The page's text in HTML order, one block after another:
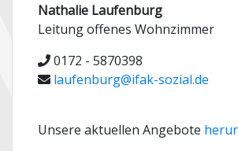
Nathalie Laufenburg
Leitung offenes Wohnzimmer
0172 - 5870398
laufenburg@ifak-sozial.de
Unsere aktuellen Angebote